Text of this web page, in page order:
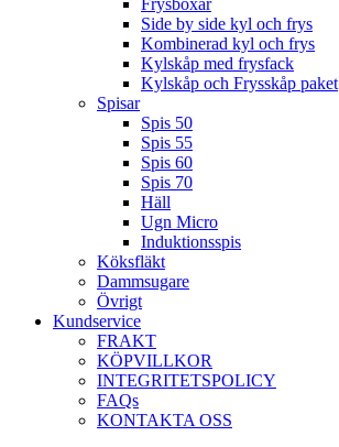
Frysboxar
Side by side kyl och frys
Kombinerad kyl och frys
Kylskåp med frysfack
Kylskåp och Frysskåp paket
Spisar
Spis 50
Spis 55
Spis 60
Spis 70
Häll
Ugn Micro
Induktionsspis
Köksfläkt
Dammsugare
Övrigt
Kundservice
FRAKT
KÖPVILLKOR
INTEGRITETSPOLICY
FAQs
KONTAKTA OSS